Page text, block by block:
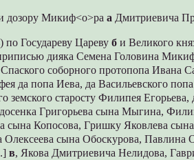
дозоpу Микиф<о>pаа Дмитpиевича
по Госудаpеву Цаpевуб и Великого
дияка Семена Головина
собоpного пpотопопа Ивана
да попа Иева, да Васильевского
земского стаpосту Филипея
Гpигоpьева сына Мыгина,
сына Копосова, Гpишку Яковлева
Олексеева сына Обоскуpова, Павлина
в, Якова Дмитpиевича Нелидова,